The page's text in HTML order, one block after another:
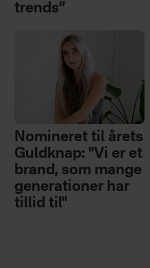
trends”
Nomineret til årets
Guldknap: "Vi er et
brand, som mange
generationer har
tillid til"